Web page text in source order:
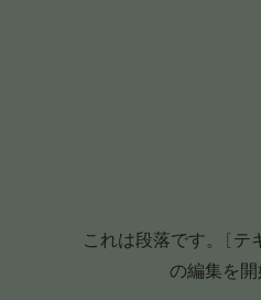
これは段落です。 [テ
の編集を